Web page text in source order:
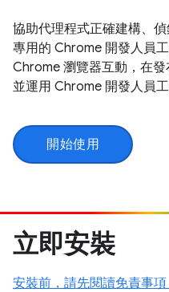
協助代理程式正確建構、
專用的 Chrome 開發人員
Chrome 瀏覽器互動，在發
並運用 Chrome 開發人員
開始使用
立即安裝
安裝前，請先閱讀免責事